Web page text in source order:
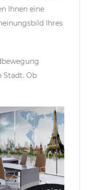
Ihnen eine
Ihres
Stadt. Ob